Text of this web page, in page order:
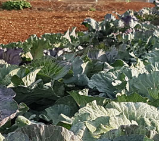
Hrvoje Meštrić, istaknuo je kako se u
do 2030. godine uključuju povećanje
i Instituta, kao i zajedničku težnju
proizvoda i njihovu konkurentnost na